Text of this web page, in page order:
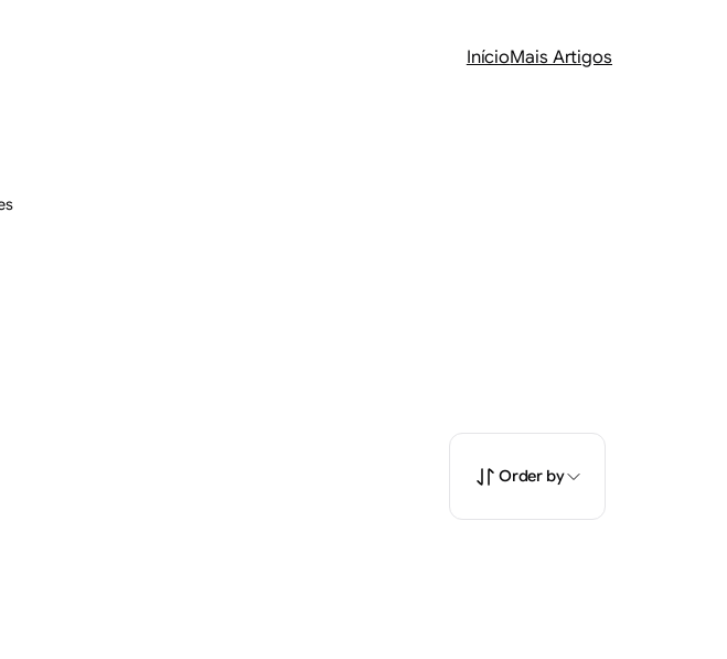
InícioMais Artigos
Order by